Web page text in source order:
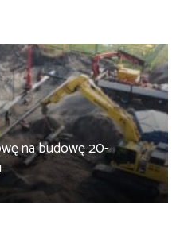
na budowę 20-